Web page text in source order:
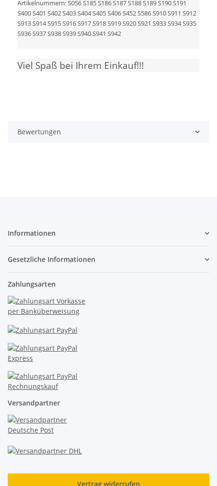
Artikelnummern: S056 S185 S186 S187 S188 S189 S190 S191
S400 S401 S402 S403 S404 S405 S406 S452 S586 S910 S911 S912
S913 S914 S915 S916 S917 S918 S919 S920 S921 S933 S934 S935
S936 S937 S938 S939 S940 S941 S942
Viel Spaß bei Ihrem Einkauf!!!
Bewertungen
Informationen
Gesetzliche Informationen
Zahlungsarten
Versandpartner
Vertrag widerrufen